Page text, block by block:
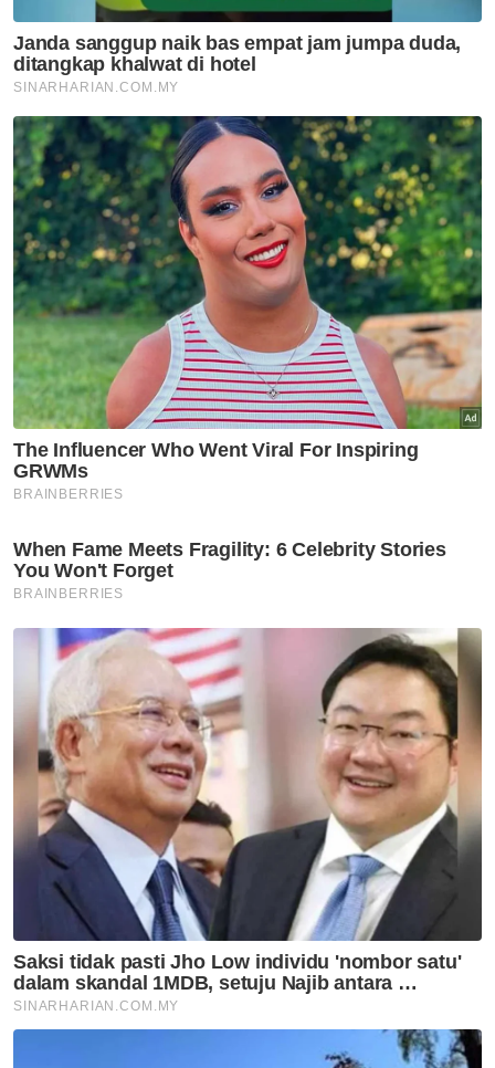
Zuriat
Anak
Artikel Disyorkan
Selangor KL
Bekas komando meninggal
dunia selepas tiga tahun
berjuang lawan kanser
Selangor KL
PKNS nafi dakwaan rugi
Selangor KL
10,000 sukarelawan jadi nadi
Selangor KL
Empat dekad menjinak ikan